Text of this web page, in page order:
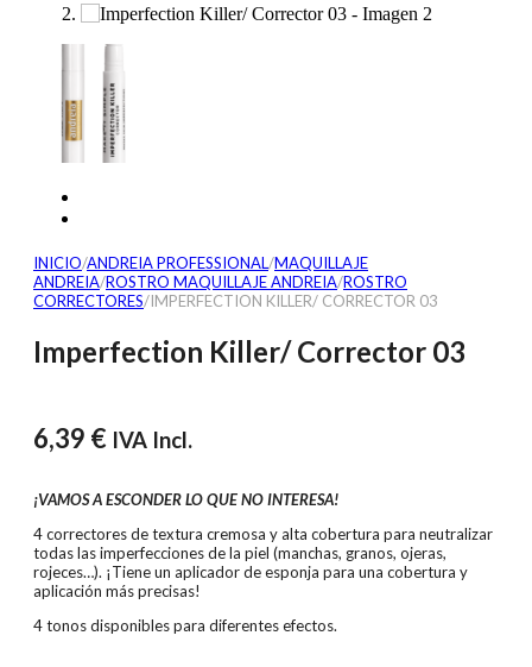
INICIO/ANDREIA PROFESSIONAL/MAQUILLAJE
ANDREIA/ROSTRO MAQUILLAJE ANDREIA/ROSTRO
CORRECTORES/IMPERFECTION KILLER/ CORRECTOR 03
Imperfection Killer/ Corrector 03
6,39 € IVA Incl.
¡VAMOS A ESCONDER LO QUE NO INTERESA!
4 correctores de textura cremosa y alta cobertura para neutralizar
todas las imperfecciones de la piel (manchas, granos, ojeras,
rojeces…). ¡Tiene un aplicador de esponja para una cobertura y
aplicación más precisas!
4 tonos disponibles para diferentes efectos.